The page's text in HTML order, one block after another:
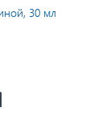
30 мл